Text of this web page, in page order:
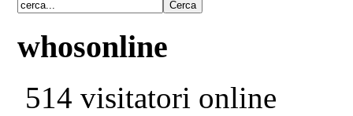
whosonline
514 visitatori online